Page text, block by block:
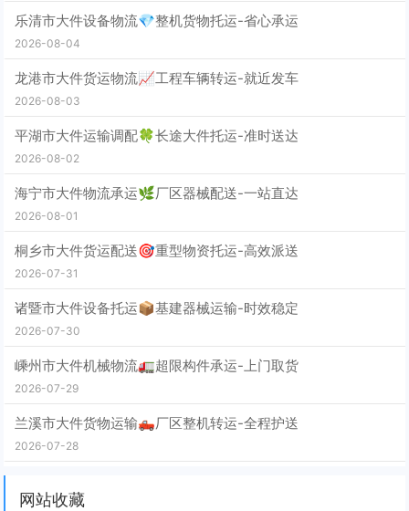
乐清市大件设备物流💎整机货物托运-省心承运
2026-08-04
龙港市大件货运物流📈工程车辆转运-就近发车
2026-08-03
平湖市大件运输调配🍀长途大件托运-准时送达
2026-08-02
海宁市大件物流承运🌿厂区器械配送-一站直达
2026-08-01
桐乡市大件货运配送🎯重型物资托运-高效派送
2026-07-31
诸暨市大件设备托运📦基建器械运输-时效稳定
2026-07-30
嵊州市大件机械物流🚛超限构件承运-上门取货
2026-07-29
兰溪市大件货物运输🛻厂区整机转运-全程护送
2026-07-28
网站收藏